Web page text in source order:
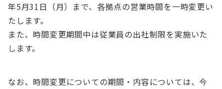
年5月31日（月）まで、各拠点の営業時間を一時変更い
たします。
また、時間変更期間中は従業員の出社制限を実施いた
します。
なお、時間変更についての期間・内容については、今